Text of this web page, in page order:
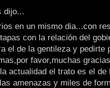
dijo...
en un mismo dia...con
con la relación del
el de la gentileza y pedirte
favor,muchas
actualidad el trato es el de
amenazas y miles de